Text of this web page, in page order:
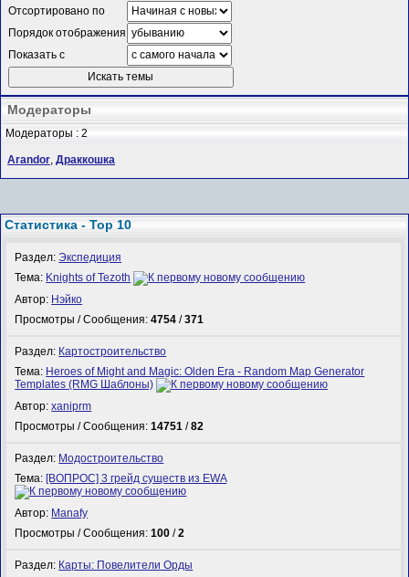
Отсортировано по
Порядок отображения
Показать с
Модераторы
Модераторы : 2
Arandor, Драккошка
Статистика - Top 10
Раздел:Экспедиция
Тема: Knights of Tezoth
Автор: Нэйко
Просмотры / Сообщения:4754 /371
Раздел: Картостроительство
Тема: Heroes of Might and Magic: Olden Era - Random Map Generator
Templates (RMG Шаблоны)
Автор:xaniprm
Просмотры / Сообщения:14751 /82
Раздел: Модостроительство
Тема: [ВОПРОС] 3 грейд существ из EWA
Автор: Manafy
Просмотры / Сообщения:100 /2
Раздел: Карты: Повелители Орды